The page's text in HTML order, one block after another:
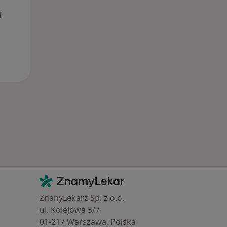
Kontakt
ZnamyLekar - Hlavní stránka
ZnanyLekarz Sp. z o.o.
ul. Kolejowa 5/7
01-217 Warszawa, Polska